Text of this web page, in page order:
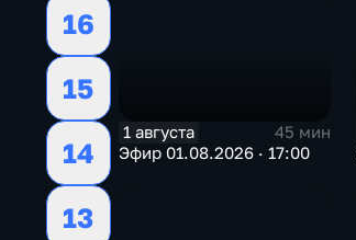
16
15
14
13
1 августа
45 мин
Эфир 01.08.2026 · 17:00